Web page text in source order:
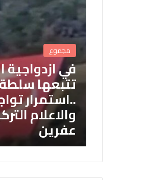
مجموع
في ازدواجية
تتبعها
..استمرار
والاعلام
عفرين